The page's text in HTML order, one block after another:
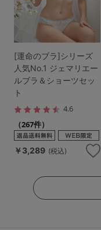
[運命のブラ]シリーズ
人気No.1 ジェマリエー
ルブラ＆ショーツセッ
ト
4.6
（267件）
￥3,289 (税込)